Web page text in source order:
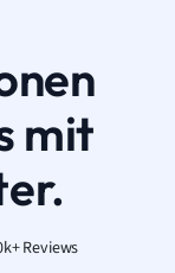
mit
Reviews